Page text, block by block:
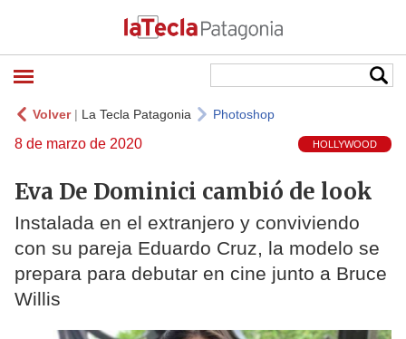
Volver| La Tecla Patagonia Photoshop
8 de marzo de 2020 HOLLYWOOD
Eva De Dominici cambió de look
Instalada en el extranjero y conviviendo
con su pareja Eduardo Cruz, la modelo se
prepara para debutar en cine junto a Bruce
Willis